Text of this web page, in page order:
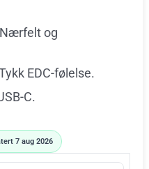
og
EDC-følelse.
C.
7 aug 2026